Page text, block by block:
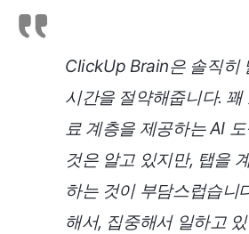
ClickUp Brain은 솔직히
시간을 절약해줍니다. 꽤
료 계층을 제공하는 AI
것은 알고 있지만, 탭을
하는 것이 부담스럽습니
해서, 집중해서 일하고